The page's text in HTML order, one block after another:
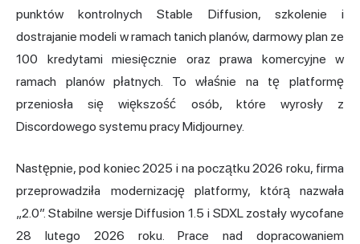
punktów kontrolnych Stable Diffusion, szkolenie i
dostrajanie modeli w ramach tanich planów, darmowy plan ze
100 kredytami miesięcznie oraz prawa komercyjne w
ramach planów płatnych. To właśnie na tę platformę
przeniosła się większość osób, które wyrosły z
Discordowego systemu pracy Midjourney.
Następnie, pod koniec 2025 i na początku 2026 roku, firma
przeprowadziła modernizację platformy, którą nazwała
„2.0”. Stabilne wersje Diffusion 1.5 i SDXL zostały wycofane
28 lutego 2026 roku. Prace nad dopracowaniem